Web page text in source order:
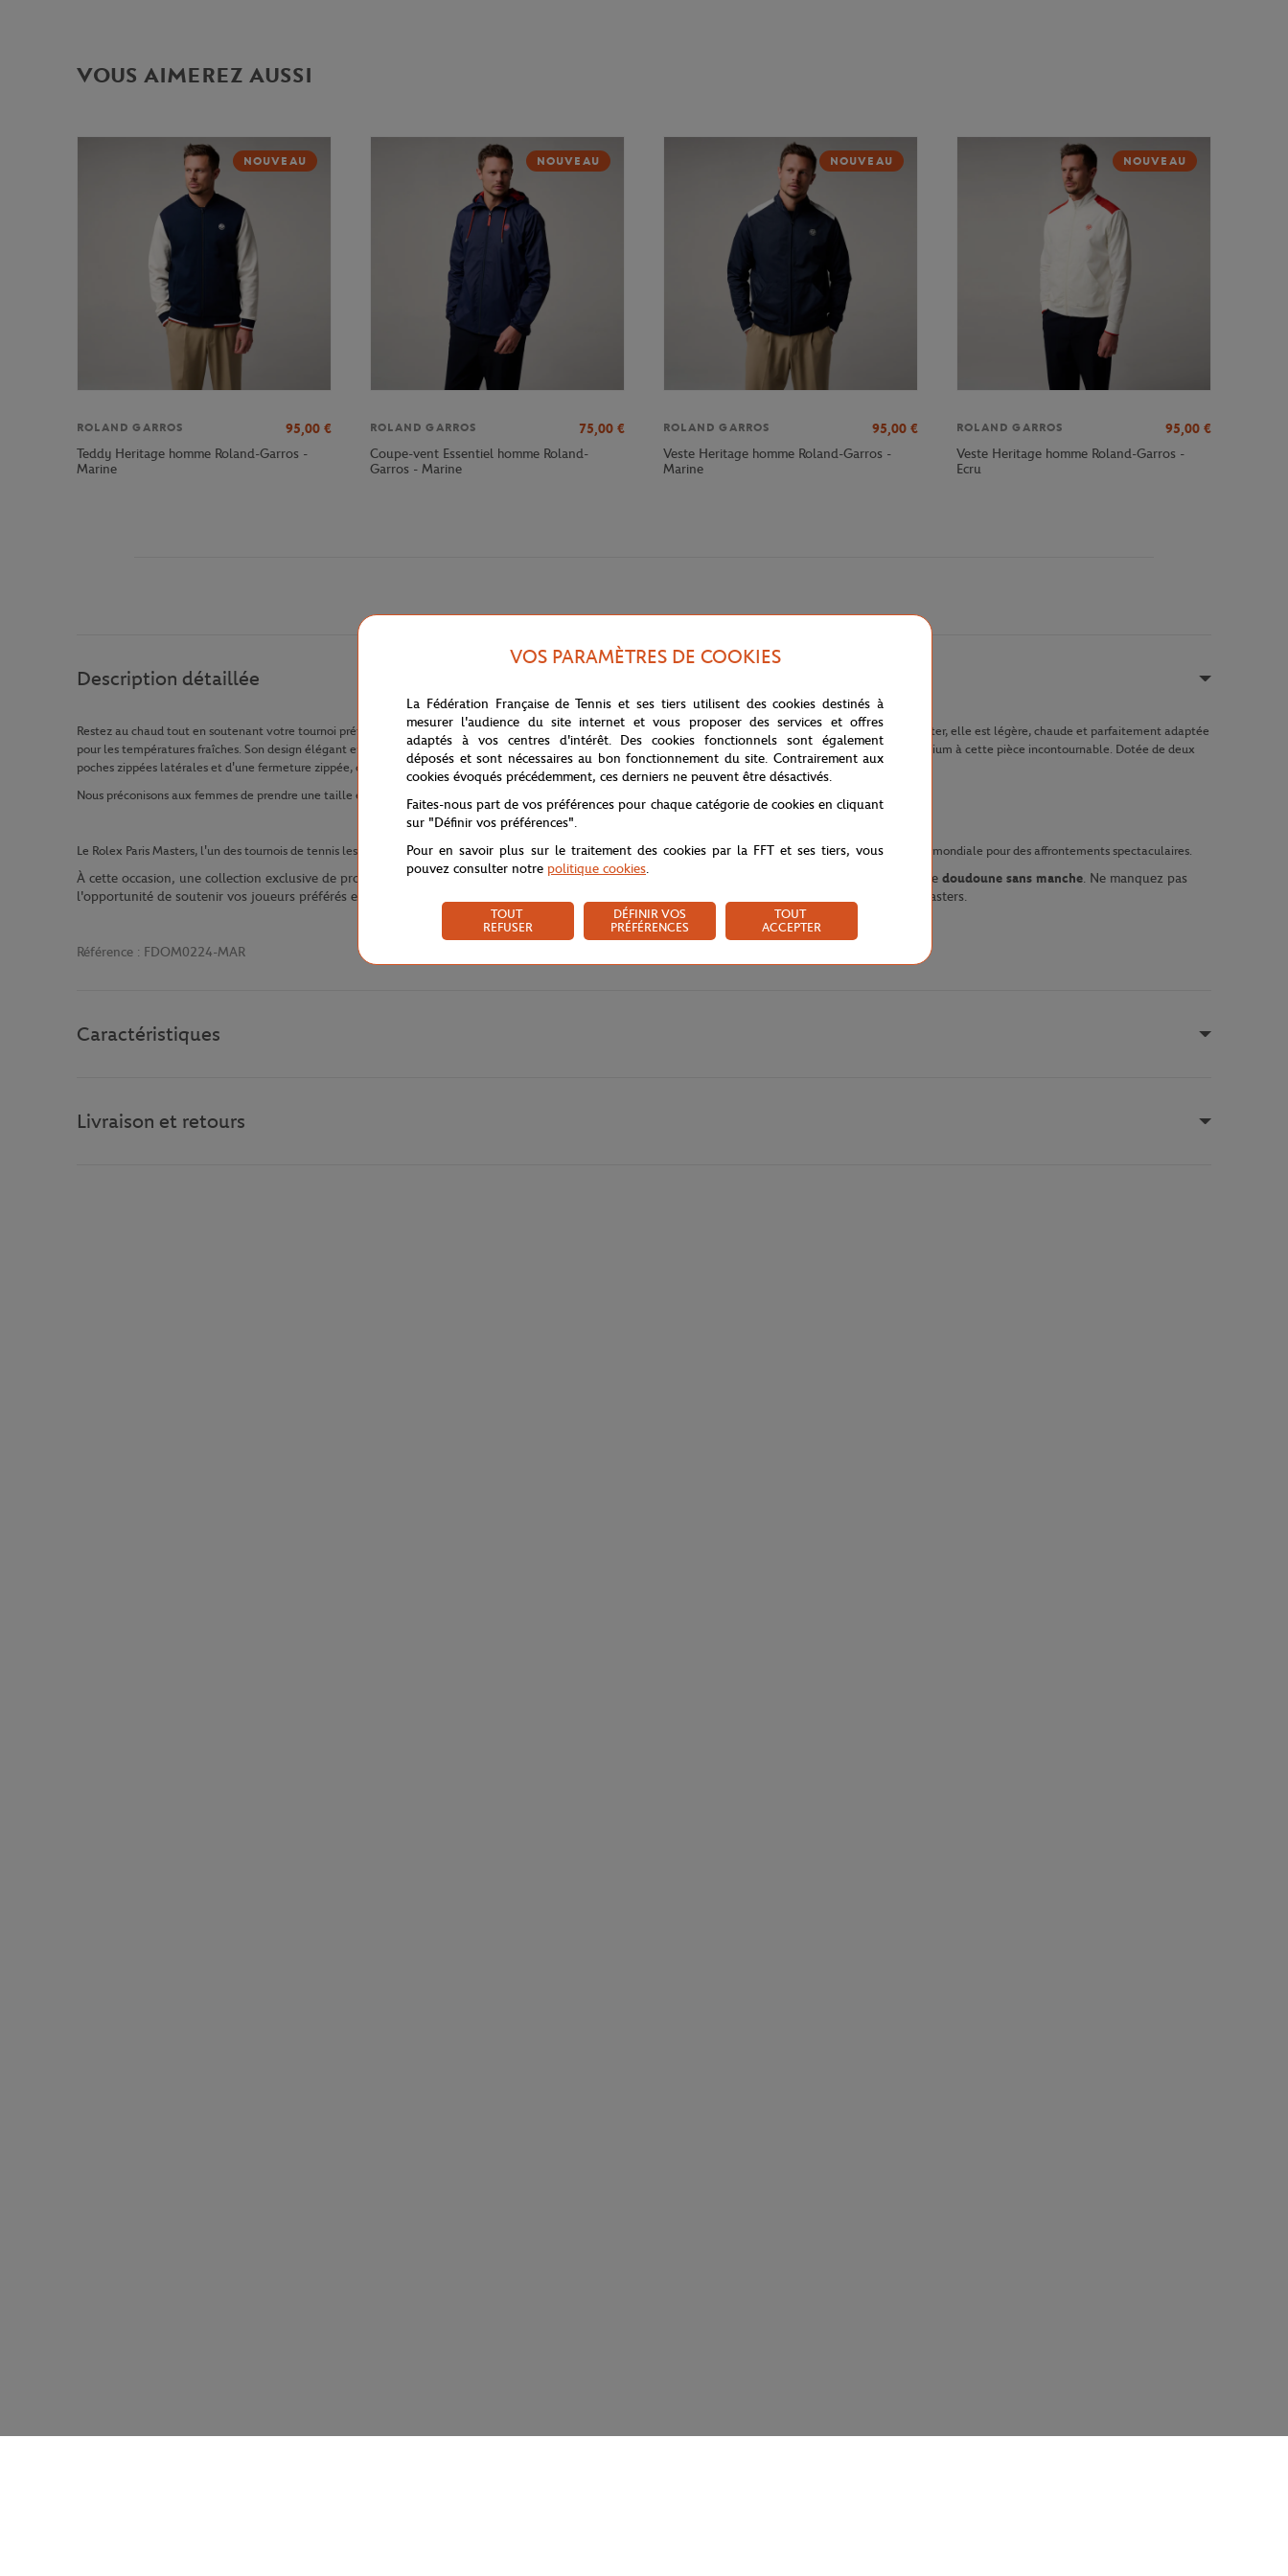
VOUS AIMEREZ AUSSI
NOUVEAU
ROLAND GARROS 95,00 €
Teddy Heritage homme Roland-Garros -
Marine
NOUVEAU
ROLAND GARROS 75,00 €
Coupe-vent Essentiel homme Roland-
Garros - Marine
NOUVEAU
ROLAND GARROS 95,00 €
Veste Heritage homme Roland-Garros -
Marine
NOUVEAU
ROLAND GARROS 95,00 €
Veste Heritage homme Roland-Garros -
Ecru
Description détaillée
Restez au chaud tout en soutenant votre tournoi préféré avec cette doudoune sans manches unisexe officielle du Rolex Paris Masters . Conçue en 100% polyester, elle est légère, chaude et parfaitement adaptée
pour les températures fraîches. Son design élégant en marine est complété par une broderie du logo
Rolex Paris Masterssur le torse, ajoutant une touche premium à cette pièce incontournable. Dotée de deux
poches zippées latérales et d'une fermeture zippée, cette doudoune est aussi pratique que confortable.
Nous préconisons aux femmes de prendre une taille en dessous de celle habituelle.
Le Rolex Paris Masters, l'un des tournois de tennis les plus prestigieux de la saison. Faisant partie de la catégorieMasters 1000 , cet événement rassemble l'élite mondiale pour des affrontements spectaculaires.
À cette occasion, une collection exclusive de produits officiels est disponible, incluant :serviette officielle , et même une doudoune sans manche. Ne manquez pas
l'opportunité de soutenir vos joueurs préférés et de plonger dans l'ambiance unique du tournoi grâce à ces articles aux couleurs du Rolex Paris Masters.
Référence : FDOM0224-MAR
Caractéristiques
Livraison et retours
VOS PARAMÈTRES DE COOKIES
La Fédération Française de Tennis et ses tiers utilisent des cookies destinés à
mesurer l'audience du site internet et vous proposer des services et offres
adaptés à vos centres d'intérêt. Des cookies fonctionnels sont également
déposés et sont nécessaires au bon fonctionnement du site. Contrairement aux
cookies évoqués précédemment, ces derniers ne peuvent être désactivés.
Faites-nous part de vos préférences pour chaque catégorie de cookies en cliquant
sur "Définir vos préférences".
Pour en savoir plus sur le traitement des cookies par la FFT et ses tiers, vous
pouvez consulter notre politique cookies.
TOUT
REFUSER
DÉFINIR VOS
PRÉFÉRENCES
TOUT
ACCEPTER